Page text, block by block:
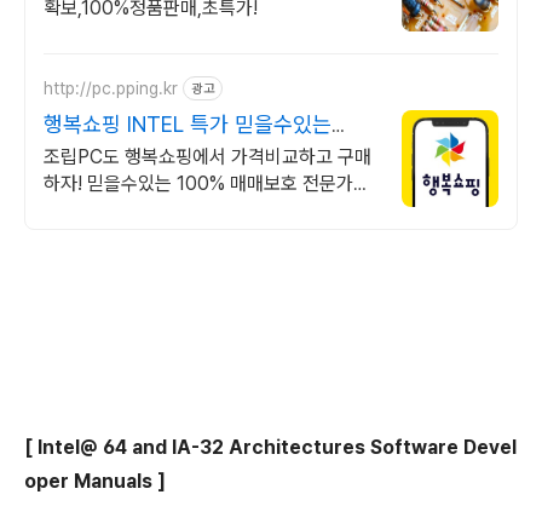
확보,100%정품판매,초특가!
http://pc.pping.kr 광고
행복쇼핑 INTEL 특가 믿을수있는
100% 매매보호
조립PC도 행복쇼핑에서 가격비교하고 구매
하자! 믿을수있는 100% 매매보호 전문가의
[ Intel@ 64 and IA-32 Architectures Software Devel
oper Manuals ]